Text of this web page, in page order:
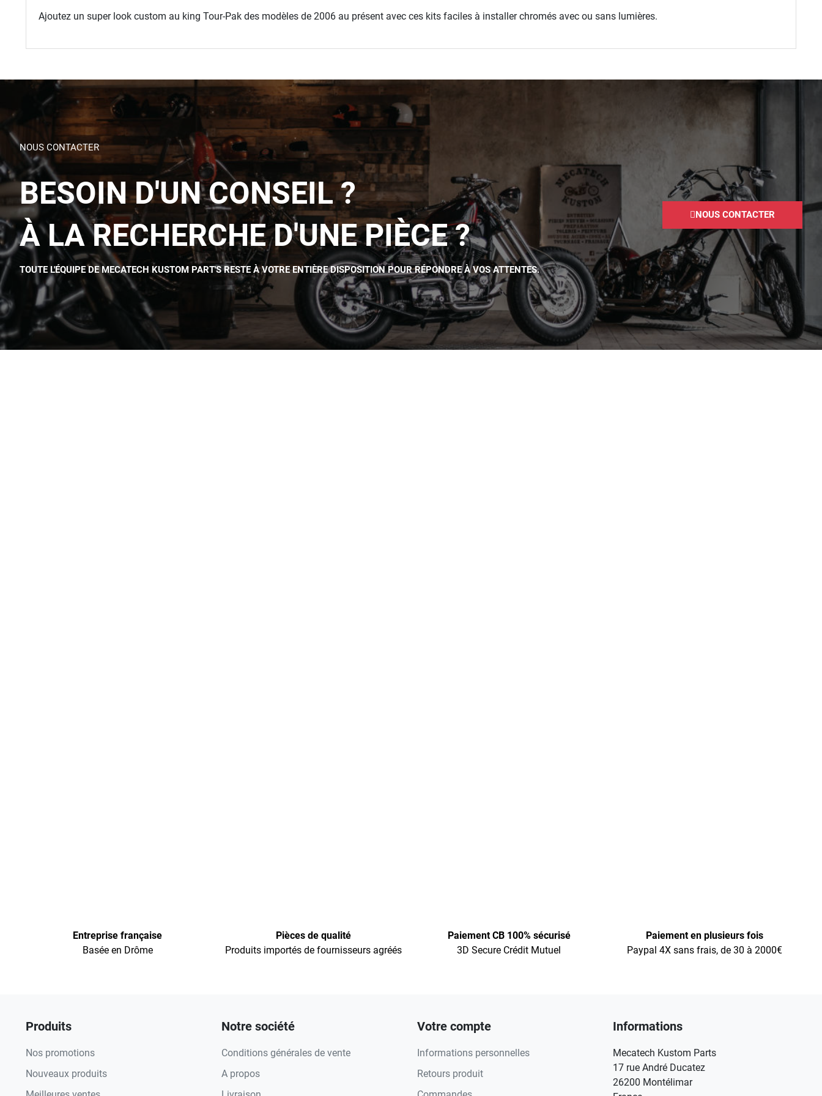
Ajoutez un super look custom au king Tour-Pak des modèles de 2006 au présent avec ces kits faciles à installer chromés avec ou sans lumières.
NOUS CONTACTER
BESOIN D'UN CONSEIL ?
À LA RECHERCHE D'UNE PIÈCE ?
TOUTE L'ÉQUIPE DE MECATECH KUSTOM PART'S RESTE À VOTRE ENTIÈRE DISPOSITION POUR RÉPONDRE À VOS ATTENTES.
NOUS CONTACTER
Entreprise française
Basée en Drôme
Pièces de qualité
Produits importés de fournisseurs agréés
Paiement CB 100% sécurisé
3D Secure Crédit Mutuel
Paiement en plusieurs fois
Paypal 4X sans frais, de 30 à 2000€
Produits
Nos promotions
Nouveaux produits
Notre société
Conditions générales de vente
A propos
Votre compte
Informations personnelles
Retours produit
Informations
Mecatech Kustom Parts
17 rue André Ducatez
26200 Montélimar